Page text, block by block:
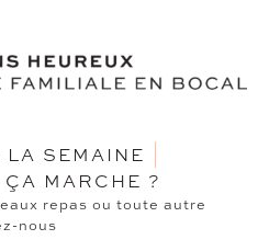
LA SEMAINE
MARCHE ?
repas ou toute autre
nous